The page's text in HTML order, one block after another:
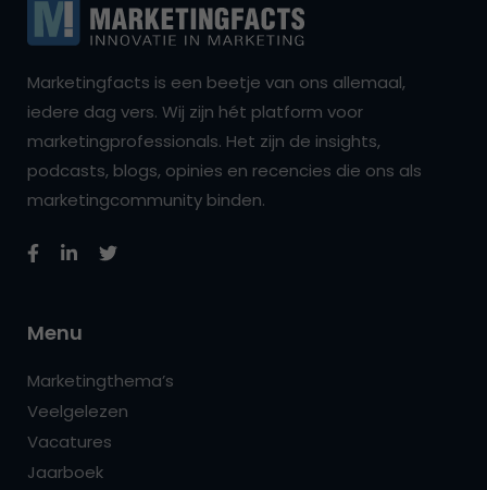
Marketingfacts is een beetje van ons allemaal,
iedere dag vers. Wij zijn hét platform voor
marketingprofessionals. Het zijn de insights,
podcasts, blogs, opinies en recencies die ons als
marketingcommunity binden.
Menu
Marketingthema’s
Veelgelezen
Vacatures
Jaarboek